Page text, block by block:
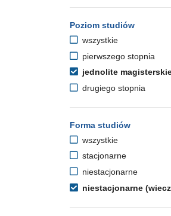
Poziom studiów
wszystkie
pierwszego stopnia
jednolite
drugiego stopnia
Forma studiów
wszystkie
stacjonarne
niestacjonarne
niestacjonarne